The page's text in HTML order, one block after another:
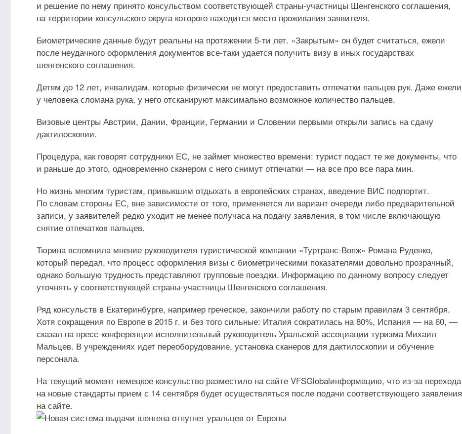
и решение по нему принято консульством соответствующей страны-участницы Шенгенского соглашения,
на территории консульского округа которого находится место проживания заявителя.
Биометрические данные будут реальны на протяжении 5-ти лет. «Закрытым» он будет считаться, ежели
после неудачного оформления документов все-таки удается получить визу в иных государствах
шенгенского соглашения.
Детям до 12 лет, инвалидам, которые физически не могут предоставить отпечатки пальцев рук. Даже ежели
у человека сломана рука, у него отсканируют максимально возможное количество пальцев.
Визовые центры Австрии, Дании, Франции, Германии и Словении первыми открыли запись на сдачу
дактилоскопии.
Процедура, как говорят сотрудники ЕС, не займет множество времени: турист подаст те же документы, что
и раньше до этого, одновременно сканером с него снимут отпечатки — на все про все пара мин.
Но жизнь многим туристам, привыкшим отдыхать в европейских странах, введение ВИС подпортит.
По словам стороны ЕС, вне зависимости от того, применяется ли вариант очереди либо предварительной
записи, у заявителей редко уходит не менее получаса на подачу заявления, в том числе включающую
снятие отпечатков пальцев.
Тюрина вспомнила мнение руководителя туристической компании «Туртранс-Вояж» Романа Руденко,
который передал, что процесс оформления визы с биометрическими показателями довольно прозрачный,
однако большую трудность представляют групповые поездки. Информацию по данному вопросу следует
уточнять у соответствующей страны-участницы Шенгенского соглашения.
Ряд консульств в Екатеринбурге, например греческое, закончили работу по старым правилам 3 сентября.
Хотя сокращения по Европе в 2015 г. и без того сильные: Италия сократилась на 80%, Испания — на 60, —
сказал на пресс-конференции исполнительный руководитель Уральской ассоциации туризма Михаил
Мальцев. В учреждениях идет переоборудование, установка сканеров для дактилоскопии и обучение
персонала.
На текущий момент немецкое консульство разместило на сайте VFSGlobalинформацию, что из-за перехода
на новые стандарты прием с 14 сентября будет осуществляться после подачи соответствующего заявления
на сайте.